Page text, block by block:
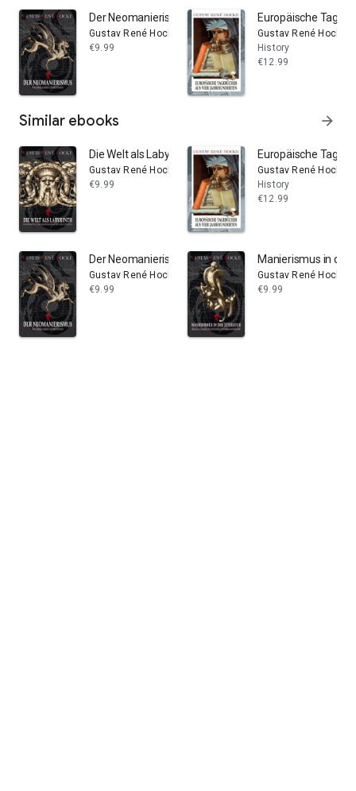
Der Neomanierismus: Vom Surrealismus zur
Gustav René Hocke
€9.99
Europäische
Gustav René Hocke
History
€12.99
Similar ebooks arrow_forward
Die Welt als Labyrinth: Manierismus in der
Gustav René Hocke
€9.99
Europäische
Gustav René Hocke
History
€12.99
Der Neomanierismus: Vom Surrealismus zur
Gustav René Hocke
€9.99
Manierismus in der
Gustav René Hocke
€9.99